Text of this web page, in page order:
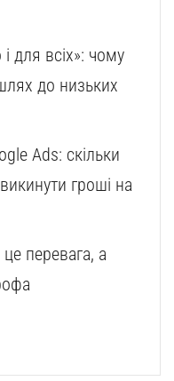
для всіх»: чому
до низьких
Ads: скільки
гроші на
перевага, а